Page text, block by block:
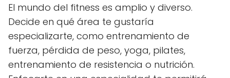
El mundo del fitness es amplio y diverso.
Decide en qué área te gustaría
especializarte, como entrenamiento de
fuerza, pérdida de peso, yoga, pilates,
entrenamiento de resistencia o nutrición.